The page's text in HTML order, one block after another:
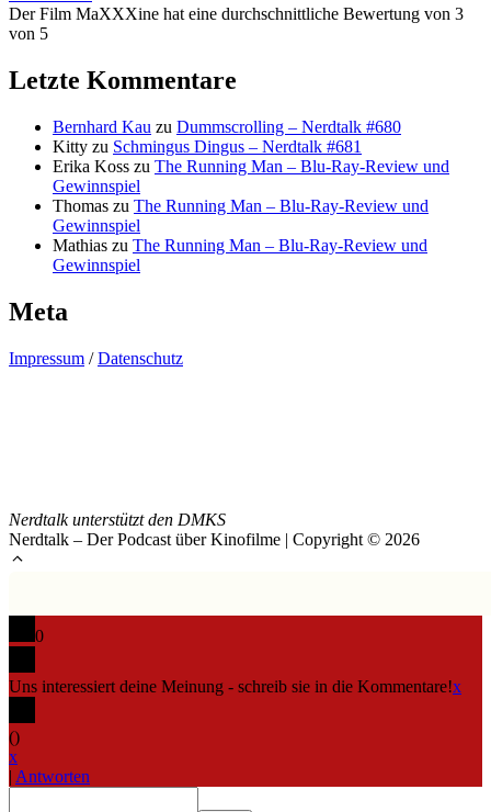
Der Film MaXXXine hat eine durchschnittliche Bewertung von 3
von 5
Letzte Kommentare
Bernhard Kau zu Dummscrolling – Nerdtalk #680
Kitty zu Schmingus Dingus – Nerdtalk #681
Erika Koss zu The Running Man – Blu-Ray-Review und
Gewinnspiel
Thomas zu The Running Man – Blu-Ray-Review und
Gewinnspiel
Mathias zu The Running Man – Blu-Ray-Review und
Gewinnspiel
Meta
Impressum /Datenschutz
Nerdtalk unterstützt den DMKS
Nerdtalk – Der Podcast über Kinofilme | Copyright © 2026
0
Uns interessiert deine Meinung - schreib sie in die Kommentare!x
()
x
| Antworten